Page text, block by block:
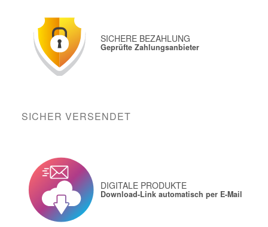
SICHERE BEZAHLUNG
Geprüfte Zahlungsanbieter
SICHER VERSENDET
DIGITALE PRODUKTE
Download-Link automatisch per E-Mail